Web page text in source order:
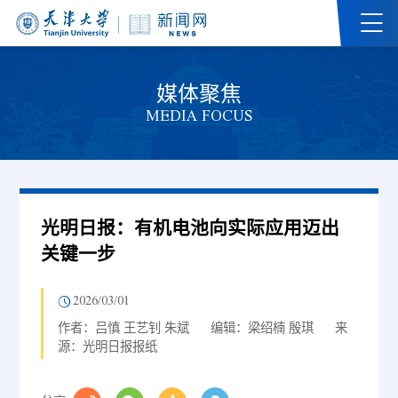
媒体聚焦
MEDIA FOCUS
光明日报：有机电池向实际应用迈出
关键一步
2026/03/01
作者：吕慎 王艺钊 朱斌 编辑：梁绍楠 殷琪
来
源：光明日报报纸